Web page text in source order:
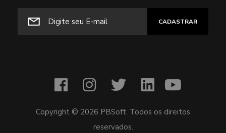
Copyright © 2026 PBSoft. Todos os direitos
reservados.